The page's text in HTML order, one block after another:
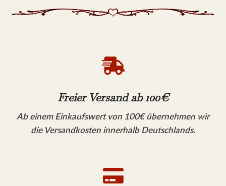

Freier Versand ab 100€
Ab einem Einkaufswert von 100€ übernehmen wir
die Versandkosten innerhalb Deutschlands.
